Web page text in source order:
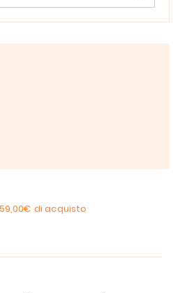
59,00€ di acquisto